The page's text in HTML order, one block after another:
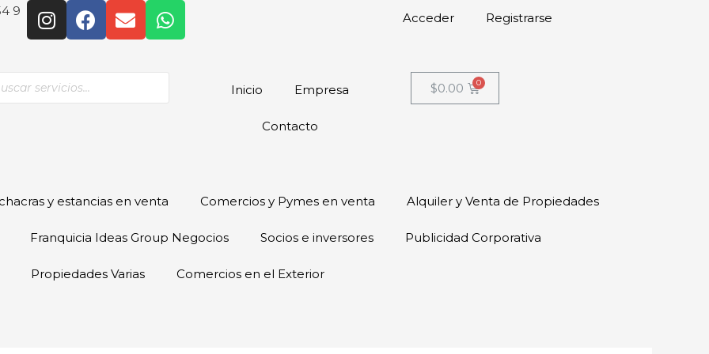
9 Acceder Registrarse
Inicio Empresa
Contacto
$0.00
y estancias en venta Comercios y Pymes en venta Alquiler y Venta de Propiedades
Franquicia Ideas Group Negocios Socios e inversores Publicidad Corporativa
Propiedades Varias Comercios en el Exterior